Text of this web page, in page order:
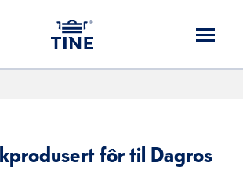
fôr til Dagros